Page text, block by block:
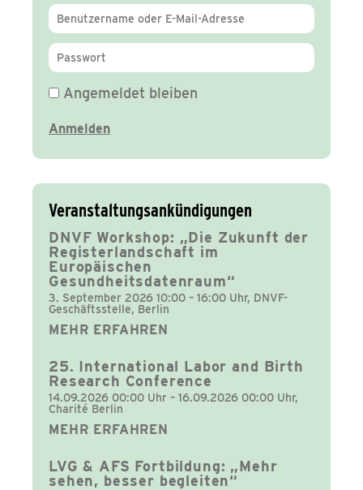
Angemeldet bleiben
Veranstaltungsankündigungen
DNVF Workshop: „Die Zukunft der
Registerlandschaft im
Europäischen
Gesundheitsdatenraum“
3. September 2026 10:00 – 16:00 Uhr, DNVF-
Geschäftsstelle, Berlin
MEHR ERFAHREN
25. International Labor and Birth
Research Conference
14.09.2026 00:00 Uhr – 16.09.2026 00:00 Uhr,
Charité Berlin
MEHR ERFAHREN
LVG & AFS Fortbildung: „Mehr
sehen, besser begleiten“